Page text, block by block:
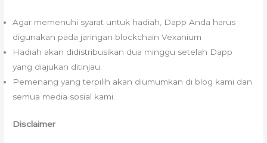
Agar memenuhi syarat untuk hadiah, Dapp Anda harus
digunakan pada jaringan blockchain Vexanium
Hadiah akan didistribusikan dua minggu setelah Dapp
yang diajukan ditinjau.
Pemenang yang terpilih akan diumumkan di blog kami dan
semua media sosial kami.
Disclaimer